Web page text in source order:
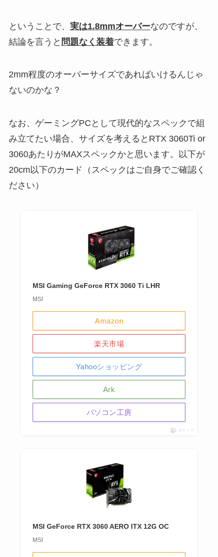
ということで、 実は1.8mmオーバーなのですが、
結論を言うと 問題なく装着できます。
2mm程度のオーバーサイズであればいけるんじゃ
ないのかな？
なお、ゲーミングPCとして現代的なスペックで組
み立てたい場合、サイズを考えるとRTX 3060Ti or
3060あたりがMAXスペックかと思います。以下が
20cm以下のカード（スペックはご自身でご確認く
ださい）
MSI Gaming GeForce RTX 3060 Ti LHR
MSI
Amazon
楽天市場
Yahooショッピング
Ark
パソコン工房
ポチップ
MSI GeForce RTX 3060 AERO ITX 12G OC
MSI